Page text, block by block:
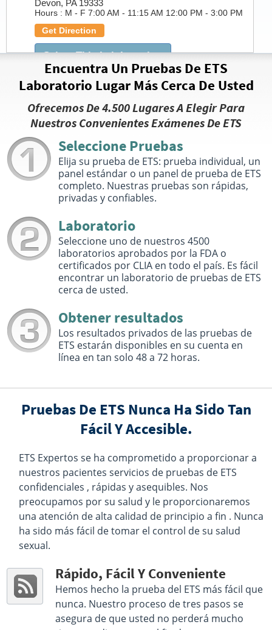
Devon, PA 19333
Hours : M - F 7:00 AM - 11:15 AM 12:00 PM - 3:00 PM
Get Direction
Select This Lab Location
Quest Diagnostics 4.11 miles
720--730 E Johnson Highway
Norristown, PA 19401
Hours :M - F 6:30 AM - 3:00 PM | Sat 8:00 AM - 12:00
Get Direction
Select This Lab Location
Quest Diagnostics
400 Cresson Blvd Suite 110
Phoenixville, PA 19460
Hours :M - F 6:30 AM - 11:30 AM 12:15 PM - 3:00 PM
Get Direction
Select This Lab Location
Quest Diagnostics 6.48 miles
937 Haverford Road Suite 102
Bryn Mawr, PA 19010
Hours :
M - F 7:00 AM - 11:30 AM 12:15 PM - 3:30 PM |
Sat 7:00 AM - 11:00 AM
Select This Lab Location
Quest Diagnostics 6.95 miles
555 2nd Ave
Collegeville, PA 19426
Hours :M - F 7:00 AM - 1:00 PM
Get Direction
Select This Lab Location
Quest Diagnostics
Paoli, PA 19301
M - F 6:30 AM - 11:45 AM 12:30 PM - 3:00 PM |
Sat 8:00 AM - 12:00 PM
Get Direction
Encuentra Un Pruebas De ETS
Laboratorio Lugar Más Cerca De Usted
Ofrecemos De 4.500 Lugares A Elegir Para
Nuestros Convenientes Exámenes De ETS
Seleccione Pruebas
Elija su prueba de ETS: prueba individual, un
panel estándar o un panel de prueba de ETS
completo. Nuestras pruebas son rápidas,
privadas y confiables.
Laboratorio
Seleccione uno de nuestros 4500
laboratorios aprobados por la FDA o
certificados por CLIA en todo el país. Es fácil
encontrar un laboratorio de pruebas de ETS
cerca de usted.
Obtener resultados
Los resultados privados de las pruebas de
ETS estarán disponibles en su cuenta en
línea en tan solo 48 a 72 horas.
Pruebas De ETS Nunca Ha Sido Tan
Fácil Y Accesible.
ETS Expertos se ha comprometido a proporcionar a
nuestros pacientes servicios de pruebas de ETS
confidenciales , rápidas y asequibles. Nos
preocupamos por su salud y le proporcionaremos
una atención de alta calidad de principio a fin . Nunca
ha sido más fácil de tomar el control de su salud
sexual.
Rápido, Fácil Y Conveniente
Hemos hecho la prueba del ETS más fácil que
nunca. Nuestro proceso de tres pasos se
asegura de que usted no perderá mucho